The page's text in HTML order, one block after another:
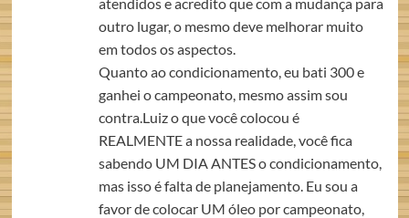
outro lugar, o mesmo deve melhorar muito
em todos os aspectos.
Quanto ao condicionamento, eu bati 300 e
ganhei o campeonato, mesmo assim sou
contra.Luiz o que você colocou é
REALMENTE a nossa realidade, você fica
sabendo UM DIA ANTES o condicionamento,
mas isso é falta de planejamento. Eu sou a
favor de colocar UM óleo por campeonato,